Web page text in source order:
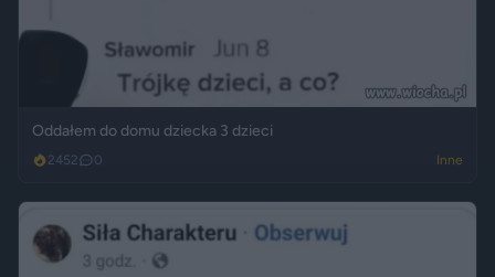
Oddałem do domu dziecka 3 dzieci
2452 0 Inne